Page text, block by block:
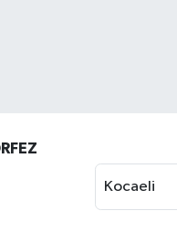
Kocaeli